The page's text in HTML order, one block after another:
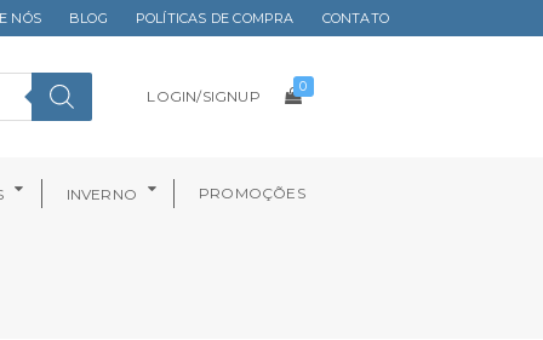
NÓS BLOG POLÍTICAS DE COMPRA CONTATO
LOGIN/SIGNUP
0
INVERNO PROMOÇÕES